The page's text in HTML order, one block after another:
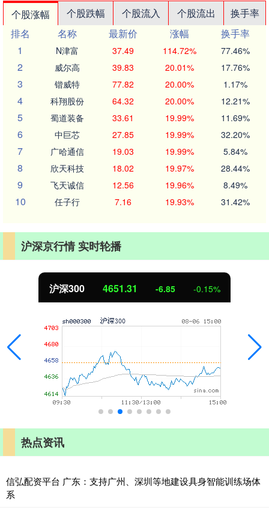
个股涨幅 个股跌幅 个股流入 个股流出
换手率
排名
名称 最新价 涨幅
换手率
1
N津富 37.49 114.72% 77.46%
2 威尔高 39.83 20.01% 17.76%
3 锴威特 77.82 20.00% 1.17%
4 科翔股份 64.32 20.00% 12.21%
5 蜀道装备 33.61 19.99% 11.69%
6 中巨芯 27.85 19.99% 32.20%
7 广哈通信 19.03 19.99% 5.84%
8 欣天科技 18.02 19.97% 28.44%
9 飞天诚信 12.56 19.96% 8.49%
10 任子行 7.16 19.93% 31.42%
沪深京行情 实时轮播
北证50 1122.88 3.42 0.30%
热点资讯
信弘配资平台 广东：支持广州、深圳等地建设具身智能训练场体
系